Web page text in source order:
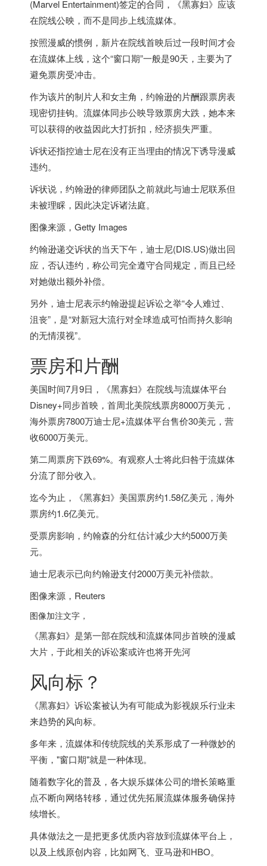
(Marvel Entertainment)签定的合同，《黑寡妇》应该
在院线公映，而不是同步上线流媒体。
按照漫威的惯例，新片在院线首映后过一段时间才会
在流媒体上线，这个“窗口期”一般是90天，主要为了
避免票房受冲击。
作为该片的制片人和女主角，约翰逊的片酬跟票房表
现密切挂钩。流媒体同步公映导致票房大跌，她本来
可以获得的收益因此大打折扣，经济损失严重。
诉状还指控迪士尼在没有正当理由的情况下诱导漫威
违约。
诉状说，约翰逊的律师团队之前就此与迪士尼联系但
未被理睬，因此决定诉诸法庭。
图像来源， Getty Images
约翰逊递交诉状的当天下午，迪士尼(DIS.US)做出回
应，否认违约，称公司完全遵守合同规定，而且已经
对她做出额外补偿。
另外，迪士尼表示约翰逊提起诉讼之举“令人难过、
沮丧”，是“对新冠大流行对全球造成可怕而持久影响
的无情漠视”。
票房和片酬
美国时间7月9日，《黑寡妇》在院线与流媒体平台
Disney+同步首映，首周北美院线票房8000万美元，
海外票房7800万迪士尼+流媒体平台售价30美元，营
收6000万美元。
第二周票房下跌69%。有观察人士将此归咎于流媒体
分流了部分收入。
迄今为止，《黑寡妇》 美国票房约1.58亿美元， 海外
票房约1.6亿美元。
受票房影响，约翰森的分红估计减少大约5000万美
元。
迪士尼表示已向约翰逊支付2000万美元补偿款。
图像来源， Reuters
图像加注文字，
《黑寡妇》是第一部在院线和流媒体同步首映的漫威
大片，于此相关的诉讼案或许也将开先河
风向标？
《黑寡妇》诉讼案被认为有可能成为影视娱乐行业未
来趋势的风向标。
多年来，流媒体和传统院线的关系形成了一种微妙的
平衡，"窗口期"就是一种体现。
随着数字化的普及，各大娱乐媒体公司的增长策略重
点不断向网络转移，通过优先拓展流媒体服务确保持
续增长。
具体做法之一是把更多优质内容放到流媒体平台上，
以及上线原创内容，比如网飞、亚马逊和HBO。